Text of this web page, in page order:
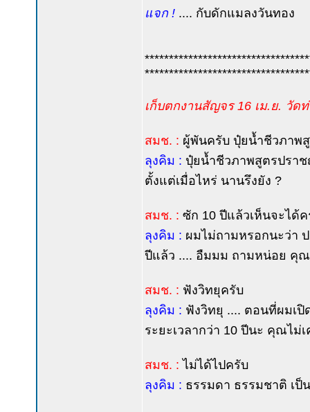
แจก ! .... กับดักแมลงวันทอง
เก็บตกงานสัญจร 16 เม.ย. วั
สมช. : ผู้พันครับ ปุ๋ยน้ำชีวภาพ
ลุงคิม : ปุ๋ยน้ำชีวภาพสูตรปรา
ตั้งแต่เมื่อไหร่ นานรึงยัง ?
สมช. : ซัก 10 ปีแล้วเห็นจะได้
ลุงคิม : ผมไม่ถามหรอกนะว่า
ปีแล้ว .... อืมมม ถามหน่อย คุณ
สมช. : ฟังวิทยุครับ
ลุงคิม : ฟังวิทยุ .... ตอนที่ผมเ
ระยะเวลากว่า 10 ปีนะ คุณไม่เ
สมช. : ไม่ได้ไปครับ
ลุงคิม : ธรรมดา ธรรมชาติ เป็